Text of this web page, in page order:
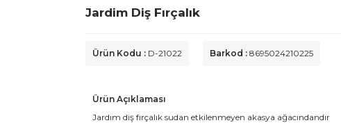
Jardim Diş Fırçalık
Ürün Kodu : D-21022 Barkod :8695024210225
Ürün Açıklaması
Jardım diş fırçalık sudan etkilenmeyen akasya ağacındandır